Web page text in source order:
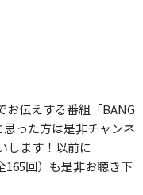
お伝えする番組「BANG
った方は是非チャンネ
します！以前に
165回）も是非お聴き下